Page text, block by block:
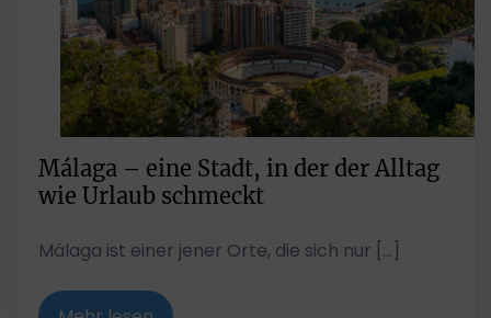
Málaga – eine Stadt, in der der Alltag
wie Urlaub schmeckt
Málaga ist einer jener Orte, die sich nur […]